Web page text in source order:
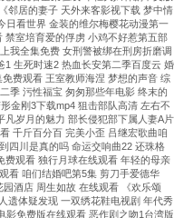
邻居的妻子 天外来客影视下载 梦中情
日看世界 金装的维尔梅樱花动漫第一
禁室培育爱的俘虏 小鸡不好惹第五部
我全集免费 女刑警被绑在刑房折磨调
生死时速2 热血长安第二季百度云 婚
费观看 王室教师海涅 梦想的声音 综
季 污性福宝 匆匆那些年电影 终末的
金刚3下载mp4 狙击部队高清 左右不
岁月的魅力 部长侵犯部下属人妻A片
千斤百分百 完美小歪 吕继宏歌曲咱
四川是真的吗 命运交响曲22 还珠格
费观看 独行月球在线观看 年轻的母亲
看 咱们结婚吧第5集 剪刀手爱德华
园酒店 周生如故 在线观看 《欢乐颂
遗体疑发现 一双绣花鞋电视剧 年代秀
影免费版在线观看 恶作剧之吻1台湾版